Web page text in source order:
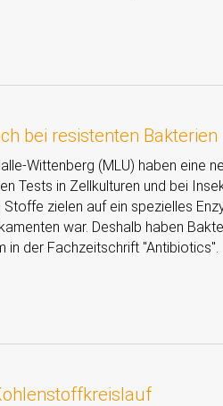
bei resistenten Bakterien
Wittenberg (MLU) haben eine
Tests in Zellkulturen und bei
zielen auf ein spezielles
war. Deshalb haben
in der Fachzeitschrift Antibiotics .